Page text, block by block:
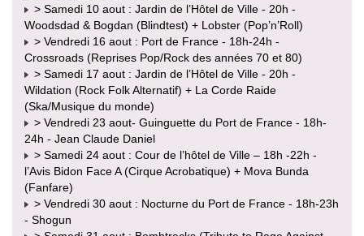
> Samedi 10 aout : Jardin de l’Hôtel de Ville - 20h -
Woodsdad & Bogdan (Blindtest) + Lobster (Pop’n’Roll)
> Vendredi 16 aout : Port de France - 18h-24h -
Crossroads (Reprises Pop/Rock des années 70 et 80)
> Samedi 17 aout : Jardin de l’Hôtel de Ville - 20h -
Wildation (Rock Folk Alternatif) + La Corde Raide
(Ska/Musique du monde)
> Vendredi 23 aout- Guinguette du Port de France - 18h-
24h - Jean Claude Daniel
> Samedi 24 aout : Cour de l’hôtel de Ville – 18h -22h -
l’Avis Bidon Face A (Cirque Acrobatique) + Mova Bunda
(Fanfare)
> Vendredi 30 aout : Nocturne du Port de France - 18h-23h
- Shogun